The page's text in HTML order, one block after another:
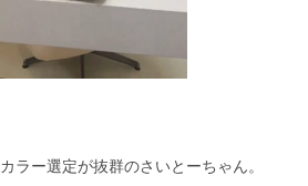
カラー選定が抜群のさいとーちゃん。